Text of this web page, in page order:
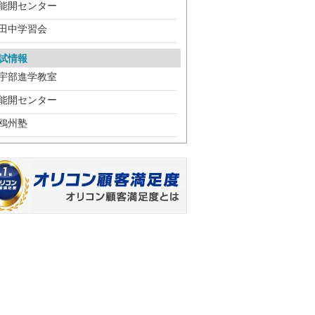
開センター
中学習会
情報
部進学教室
開センター
州塾